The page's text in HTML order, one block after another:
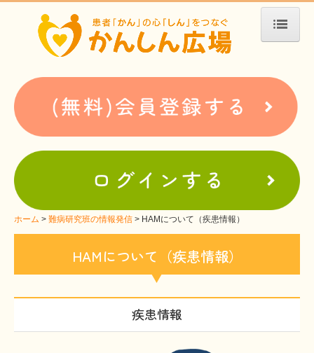
ホーム
患者会・支援団体紹介
疾患別検索
疾患分類検索
支援中ホームページ一例
患者会紹介
WEBメディアに関するコラム
ホーム 難病研究班の情報発信 HAMについて（疾患情報）
HAMについて（疾患情報）
疾患情報